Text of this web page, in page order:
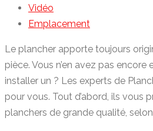
Vidéo
Emplacement
Le plancher apporte toujours
pièce. Vous n’en avez pas
installer un ? Les experts de
pour vous. Tout d’abord, ils vous
planchers de grande qualité,